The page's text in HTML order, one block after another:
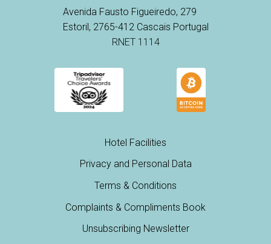
Avenida Fausto Figueiredo, 279
Estoril, 2765-412 Cascais Portugal
RNET 1114
Hotel Facilities
Privacy and Personal Data
Terms & Conditions
Complaints & Compliments Book
Unsubscribing Newsletter